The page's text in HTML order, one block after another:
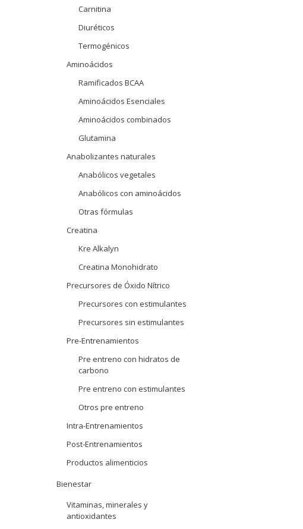
Carnitina
Diuréticos
Termogénicos
Aminoácidos
Ramificados BCAA
Aminoácidos Esenciales
Aminoácidos combinados
Glutamina
Anabolizantes naturales
Anabólicos vegetales
Anabólicos con aminoácidos
Otras fórmulas
Creatina
Kre Alkalyn
Creatina Monohidrato
Precursores de Óxido Nítrico
Precursores con estimulantes
Precursores sin estimulantes
Pre-Entrenamientos
Pre entreno con hidratos de
carbono
Pre entreno con estimulantes
Otros pre entreno
Intra-Entrenamientos
Post-Entrenamientos
Productos alimenticios
Bienestar
Vitaminas, minerales y
antioxidantes